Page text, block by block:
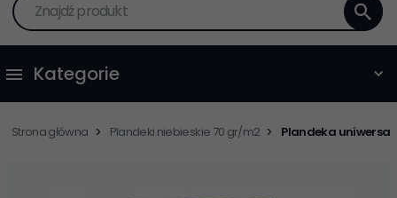
Znajdź produkt
Kategorie
Strona główna Plandeki niebieskie 70 gr/m2 Plandeka